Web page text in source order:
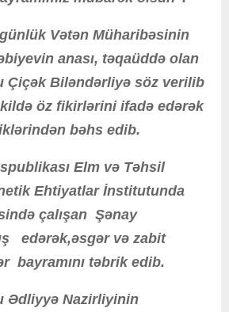
Vətən Müharibəsinin
anası, təqaüddə olan
Çiçək Biləndərliyə söz verilib
öz fikirlərini ifadə edərək
bəhs edib.
Elm və Təhsil
Ehtiyatlar İnstitutunda
çalışan Şənay
edərək,əsgər və zabit
bayramını təbrik edib.
Ədliyyə Nazirliyinin